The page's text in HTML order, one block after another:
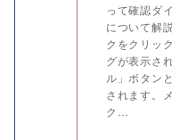
って確認ダ
について解
クをクリッ
グが表示さ
ル」ボタン
されます。
ク…